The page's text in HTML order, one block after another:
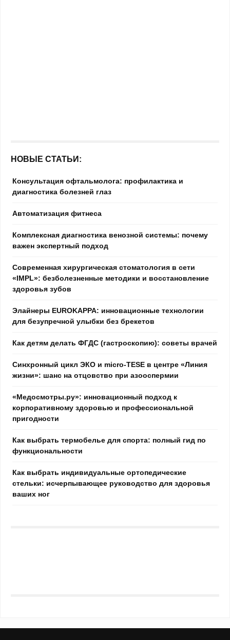
НОВЫЕ СТАТЬИ:
Консультация офтальмолога: профилактика и
диагностика болезней глаз
Автоматизация фитнеса
Комплексная диагностика венозной системы: почему
важен экспертный подход
Современная хирургическая стоматология в сети
«IMPL»: безболезненные методики и восстановление
здоровья зубов
Элайнеры EUROKAPPA: инновационные технологии
для безупречной улыбки без брекетов
Как детям делать ФГДС (гастроскопию): советы врачей
Синхронный цикл ЭКО и micro-TESE в центре «Линия
жизни»: шанс на отцовство при азооспермии
«Медосмотры.ру»: инновационный подход к
корпоративному здоровью и профессиональной
пригодности
Как выбрать термобелье для спорта: полный гид по
функциональности
Как выбрать индивидуальные ортопедические
стельки: исчерпывающее руководство для здоровья
ваших ног